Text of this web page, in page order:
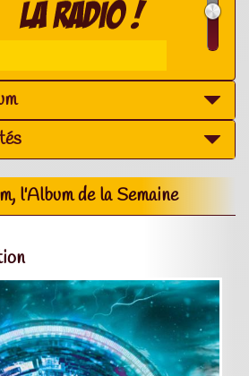
Teddy Swims - Mr
l'Album de la Semaine